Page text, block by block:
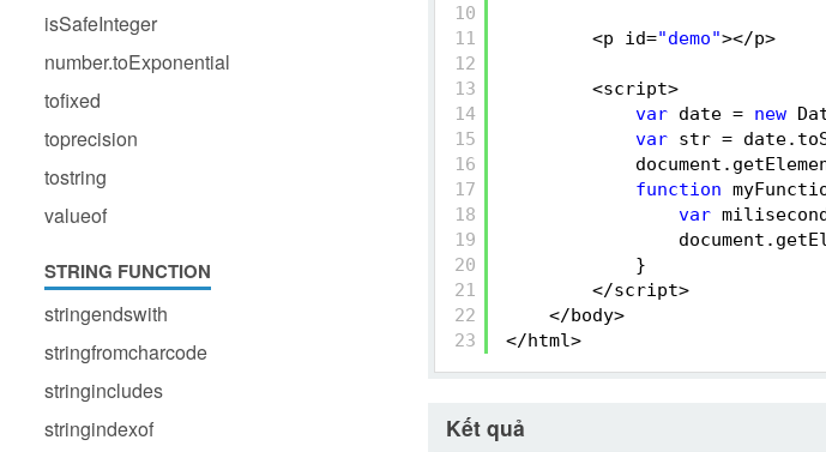
isSafeInteger
number.toExponential
tofixed
toprecision
tostring
valueof
STRING FUNCTION
stringendswith
stringfromcharcode
stringincludes
stringindexof
10
11
12
13
14
15
16
17
18
19
20
21
22
23
<p id="demo"></p>
<script>
var date = new
var str =
function
var
}
</script>
</body>
</html>
Kết quả